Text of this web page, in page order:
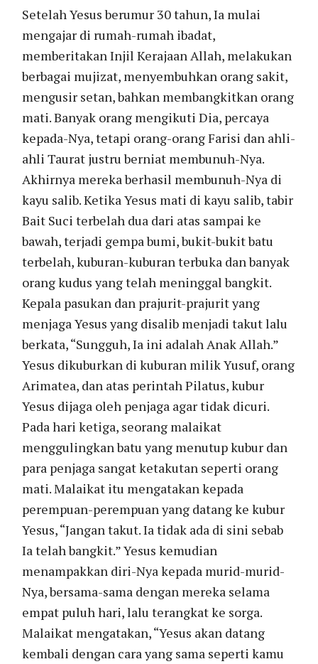
Setelah Yesus berumur 30 tahun, Ia mulai
mengajar di rumah-rumah ibadat,
memberitakan Injil Kerajaan Allah, melakukan
berbagai mujizat, menyembuhkan orang sakit,
mengusir setan, bahkan membangkitkan orang
mati. Banyak orang mengikuti Dia, percaya
kepada-Nya, tetapi orang-orang Farisi dan ahli-
ahli Taurat justru berniat membunuh-Nya.
Akhirnya mereka berhasil membunuh-Nya di
kayu salib. Ketika Yesus mati di kayu salib, tabir
Bait Suci terbelah dua dari atas sampai ke
bawah, terjadi gempa bumi, bukit-bukit batu
terbelah, kuburan-kuburan terbuka dan banyak
orang kudus yang telah meninggal bangkit.
Kepala pasukan dan prajurit-prajurit yang
menjaga Yesus yang disalib menjadi takut lalu
berkata, “Sungguh, Ia ini adalah Anak Allah.”
Yesus dikuburkan di kuburan milik Yusuf, orang
Arimatea, dan atas perintah Pilatus, kubur
Yesus dijaga oleh penjaga agar tidak dicuri.
Pada hari ketiga, seorang malaikat
menggulingkan batu yang menutup kubur dan
para penjaga sangat ketakutan seperti orang
mati. Malaikat itu mengatakan kepada
perempuan-perempuan yang datang ke kubur
Yesus, “Jangan takut. Ia tidak ada di sini sebab
Ia telah bangkit.” Yesus kemudian
menampakkan diri-Nya kepada murid-murid-
Nya, bersama-sama dengan mereka selama
empat puluh hari, lalu terangkat ke sorga.
Malaikat mengatakan, “Yesus akan datang
kembali dengan cara yang sama seperti kamu